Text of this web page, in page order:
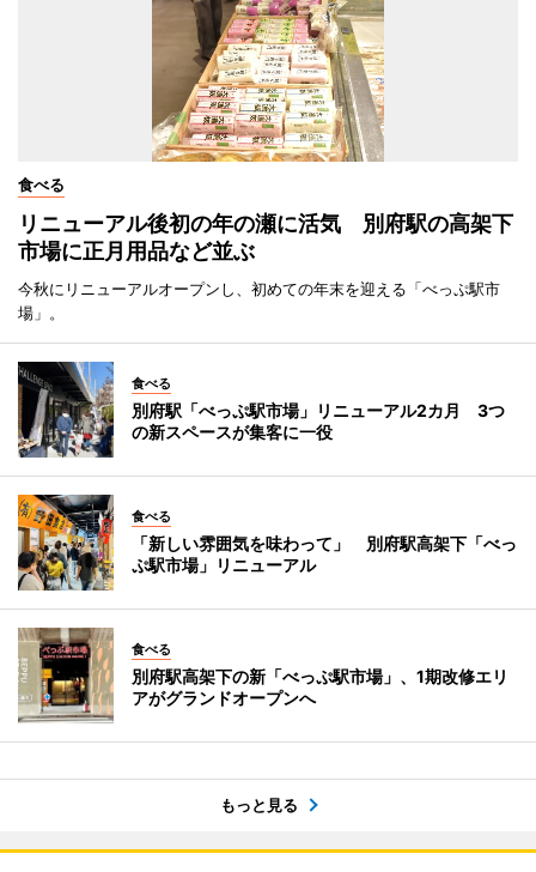
食べる
リニューアル後初の年の瀬に活気 別府駅の高架下
市場に正月用品など並ぶ
今秋にリニューアルオープンし、初めての年末を迎える「べっぷ駅市
場」。
食べる
別府駅「べっぷ駅市場」リニューアル2カ月 3つ
の新スペースが集客に一役
食べる
「新しい雰囲気を味わって」 別府駅高架下「べっ
ぷ駅市場」リニューアル
食べる
別府駅高架下の新「べっぷ駅市場」、1期改修エリ
アがグランドオープンへ
もっと見る